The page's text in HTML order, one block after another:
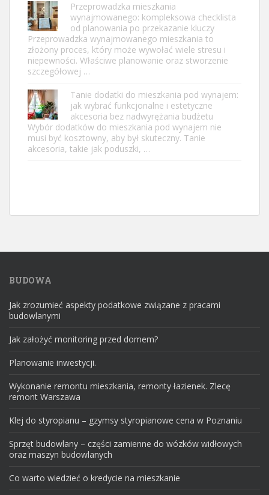
Przeprowadzka mieszkania
wynajmowanego: kompleksowa checklista
od planowania po przekazanie kluczy
Przeprowadzka wynajmowanego mieszkania to
złożony proces, który może wywołać wiele stresu i
niepewności. Właściwe planowanie oraz stworzenie
szczegółowej …
Tanie dodatki do mieszkania pod wynajem:
jak wybrać funkcjonalne i estetyczne
akcesoria bez nadwyrężania budżetu
Wybór dodatków do mieszkania pod wynajem nie
musi być kosztowny, aby był skuteczny. Tanie
akcesoria, takie jak poduszki, …
BUDOWA
Jak zrozumieć aspekty podatkowe związane z pracami
budowlanymi
Jak założyć monitoring przed domem?
Planowanie inwestycji.
Wykonanie remontu mieszkania, remonty łazienek. Zlecę
remont Warszawa
Klej do styropianu – gzymsy styropianowe cena w Poznaniu
Sprzęt budowlany – części zamienne do wózków widłowych
oraz maszyn budowlanych
Co warto wiedzieć o kredycie na mieszkanie